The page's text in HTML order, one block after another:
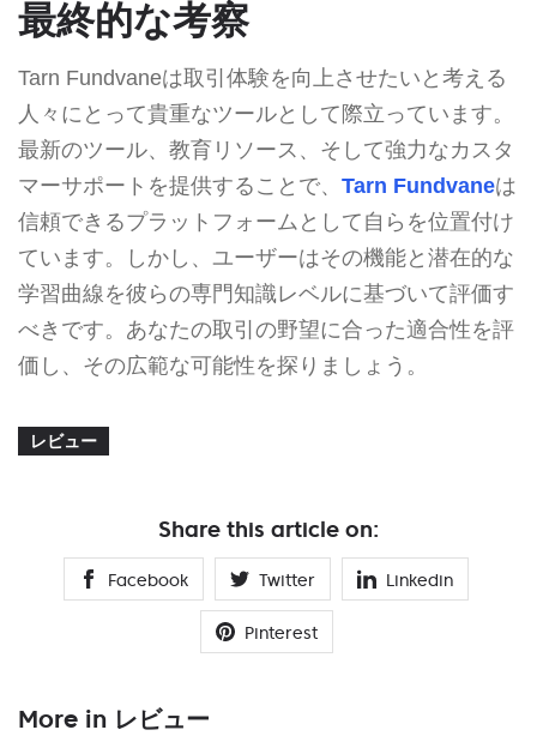
最終的な考察
Tarn Fundvaneは取引体験を向上させたいと考える
人々にとって貴重なツールとして際立っています。
最新のツール、教育リソース、そして強力なカスタ
マーサポートを提供することで、 Tarn Fundvaneは
信頼できるプラットフォームとして自らを位置付け
ています。しかし、ユーザーはその機能と潜在的な
学習曲線を彼らの専門知識レベルに基づいて評価す
べきです。あなたの取引の野望に合った適合性を評
価し、その広範な可能性を探りましょう。
レビュー
Share this article on:
Facebook Twitter Linkedin
Pinterest
More in レビュー